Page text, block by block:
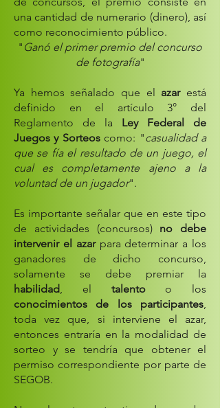
una cantidad de numerario (dinero), así
como reconocimiento público.
" Ganó el primer premio del concurso
de fotografía"
Ya hemos señalado que el azarestá
definido en el artículo 3° del
Reglamento de la Ley Federal de
Juegos y Sorteoscomo: "casualidad a
que se fía el resultado de un juego, el
cual es completamente ajeno a la
voluntad de un jugador".
Es importante señalar que en este tipo
de actividades (concursos) no debe
intervenir el azarpara determinar a los
ganadores de dicho concurso,
solamente se debe premiar la
habilidad, el talentoo los
conocimientos de los participantes,
toda vez que, si interviene el azar,
entonces entraría en la modalidad de
sorteo y se tendría que obtener el
permiso correspondiente por parte de
SEGOB.